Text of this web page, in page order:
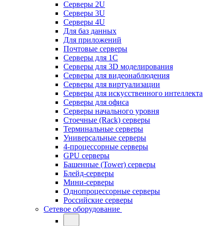
Серверы 2U
Серверы 3U
Серверы 4U
Для баз данных
Для приложений
Почтовые серверы
Серверы для 1С
Серверы для 3D моделирования
Серверы для видеонаблюдения
Серверы для виртуализации
Серверы для искусственного интеллекта
Серверы для офиса
Серверы начального уровня
Стоечные (Rack) серверы
Терминальные серверы
Универсальные серверы
4-процессорные серверы
GPU серверы
Башенные (Tower) серверы
Блейд-серверы
Мини-серверы
Однопроцессорные серверы
Российские серверы
Сетевое оборудование